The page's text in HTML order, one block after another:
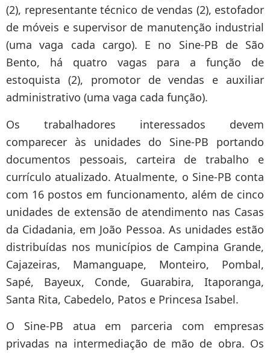
(2), representante técnico de vendas (2), estofador
de móveis e supervisor de manutenção industrial
(uma vaga cada cargo). E no Sine-PB de São
Bento, há quatro vagas para a função de
estoquista (2), promotor de vendas e auxiliar
administrativo (uma vaga cada função).
Os trabalhadores interessados devem
comparecer às unidades do Sine-PB portando
documentos pessoais, carteira de trabalho e
currículo atualizado. Atualmente, o Sine-PB conta
com 16 postos em funcionamento, além de cinco
unidades de extensão de atendimento nas Casas
da Cidadania, em João Pessoa. As unidades estão
distribuídas nos municípios de Campina Grande,
Cajazeiras, Mamanguape, Monteiro, Pombal,
Sapé, Bayeux, Conde, Guarabira, Itaporanga,
Santa Rita, Cabedelo, Patos e Princesa Isabel.
O Sine-PB atua em parceria com empresas
privadas na intermediação de mão de obra. Os